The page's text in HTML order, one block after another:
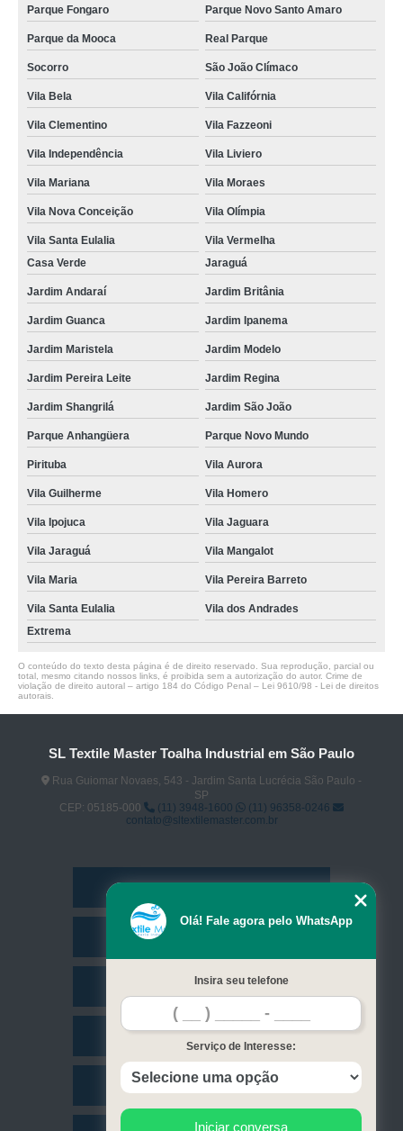
Parque Fongaro Parque Novo Santo Amaro
Parque da Mooca Real Parque
Socorro São João Clímaco
Vila Bela Vila Califórnia
Vila Clementino Vila Fazzeoni
Vila Independência Vila Liviero
Vila Mariana Vila Moraes
Vila Nova Conceição Vila Olímpia
Vila Santa Eulalia
Vila Vermelha
Casa Verde
Jaraguá
Jardim Andaraí Jardim Britânia
Jardim Guanca Jardim Ipanema
Jardim Maristela Jardim Modelo
Jardim Pereira Leite Jardim Regina
Jardim Shangrilá Jardim São João
Parque Anhangüera Parque Novo Mundo
Pirituba Vila Aurora
Vila Guilherme Vila Homero
Vila Ipojuca Vila Jaguara
Vila Jaraguá Vila Mangalot
Vila Maria Vila Pereira Barreto
Vila Santa Eulalia
Vila dos Andrades
Extrema
O conteúdo do texto desta página é de direito reservado. Sua reprodução, parcial ou
total, mesmo citando nossos links, é proibida sem a autorização do autor. Crime de
violação de direito autoral – artigo 184 do Código Penal – Lei 9610/98 - Lei de direitos
autorais
SL Textile Master Toalha Industrial em São Paulo
Rua Guiomar Novaes, 543 - Jardim Santa Lucrécia São Paulo -
SP
CEP: 05185-000
(11) 3948-1600
(11) 96358-0246
contato@sltextilemaster.com.br
Missão
Contato
Olá! Fale agora pelo WhatsApp
Insira seu telefone
Serviço de Interesse:
Iniciar conversa